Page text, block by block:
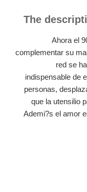
The
Ahora el
complementar su
red se
indispensable de
personas,
que la utensilio
Ademi?s el amor